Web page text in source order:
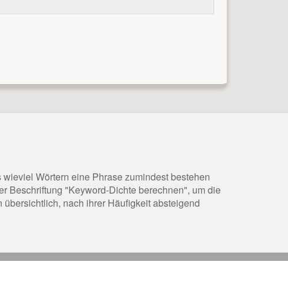
Wörtern eine Phrase zumindest bestehen
Beschriftung "Keyword-Dichte berechnen", um die
nach ihrer Häufigkeit absteigend